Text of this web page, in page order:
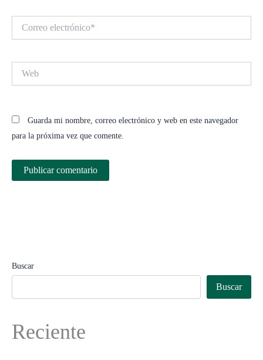
electrónico*
Guarda mi nombre, correo electrónico y web en este navegador
para la próxima vez que comente.
Buscar
Buscar
Reciente